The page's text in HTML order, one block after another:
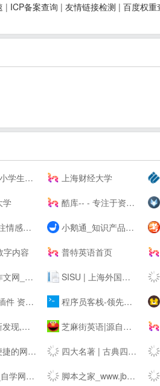
| ICP备案查询 | 友情链接检测 | 百度权重
秀作文大全 上海财经大学
学 酷库-- - 专注于资源分享的blog
录精选 小鹅通_知识产品与用户服务的私域运营工具
字内容 普特英语首页
高中优秀作文大全 SISU | 上海外国语大学
idea激活码 程序员 程序员客栈-领先的程序员自由工作平台-程序员兼职
医药新媒体门户 芝麻街英语|源自美国《芝麻街》3-12岁高端少儿英语教育品牌
询就是这么简单！ 四大名著 | 古典四大名著小说
网-51自学网-- 脚本之家_www.jb51.net